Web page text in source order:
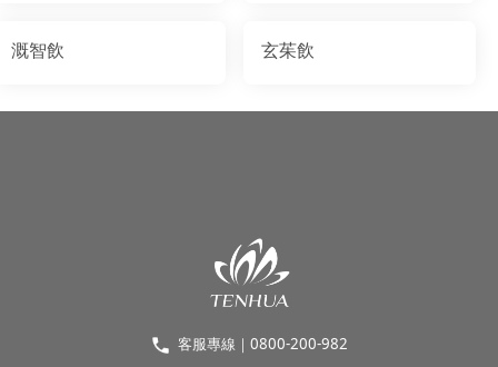
溉智飲 玄茱飲
客服專線｜0800-200-982